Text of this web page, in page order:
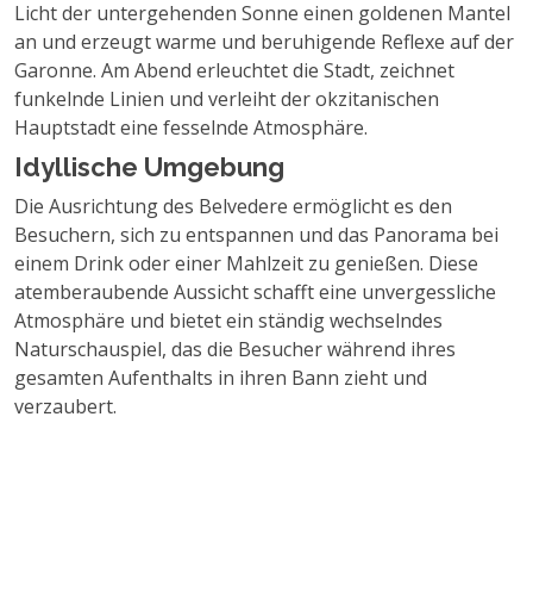
Licht der untergehenden Sonne einen goldenen Mantel
an und erzeugt warme und beruhigende Reflexe auf der
Garonne. Am Abend erleuchtet die Stadt, zeichnet
funkelnde Linien und verleiht der okzitanischen
Hauptstadt eine fesselnde Atmosphäre.
Idyllische Umgebung
Die Ausrichtung des Belvedere ermöglicht es den
Besuchern, sich zu entspannen und das Panorama bei
einem Drink oder einer Mahlzeit zu genießen. Diese
atemberaubende Aussicht schafft eine unvergessliche
Atmosphäre und bietet ein ständig wechselndes
Naturschauspiel, das die Besucher während ihres
gesamten Aufenthalts in ihren Bann zieht und
verzaubert.